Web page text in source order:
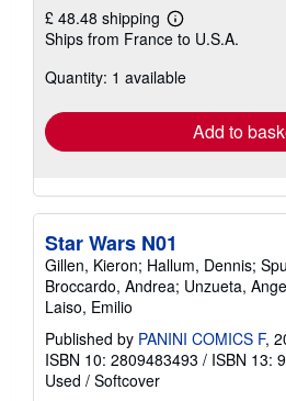
£ 48.48 shipping
Learn
more
shipping
Ships from France to U.S.A.
Quantity: 1 available
Add to
Star Wars N01
Gillen, Kieron; Hallum, Dennis;
Broccardo, Andrea; Unzueta,
Laiso, Emilio
Published by PANINI COMICS F,
ISBN 10: 2809483493 / ISBN 13:
Used / Softcover